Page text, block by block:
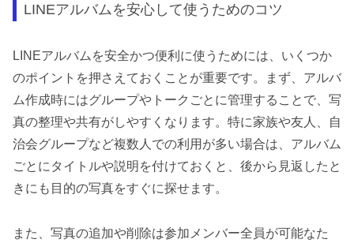
LINEアルバムを安心して使うためのコツ
LINEアルバムを安全かつ便利に使うためには、いくつか
のポイントを押さえておくことが重要です。まず、アルバ
ム作成時にはグループやトークごとに管理することで、写
真の整理や共有がしやすくなります。特に家族や友人、自
治会グループなど複数人での利用が多い場合は、アルバム
ごとにタイトルや説明を付けておくと、後から見返したと
きにも目的の写真をすぐに探せます。
また、写真の追加や削除は参加メンバー全員が可能なた